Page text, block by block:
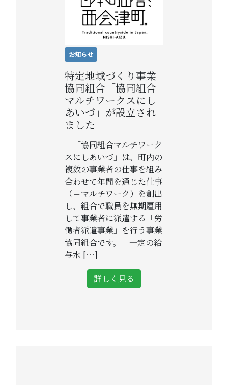
お知らせ
特定地域づくり事業
協同組合「協同組合
マルチワークスにし
あいづ」が設立され
ました
「協同組合マルチワーク
スにしあいづ」は、町内の
複数の事業者の仕事を組み
合わせて年間を通じた仕事
（＝マルチワーク）を創出
し、組合で職員を無期雇用
して事業者に派遣する「労
働者派遣事業」を行う事業
協同組合です。 一定の給
与水 […]
詳しく見る